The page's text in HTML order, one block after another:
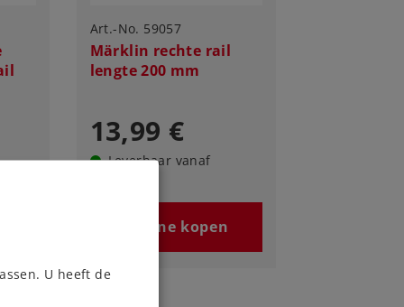
Art.-No. 59057
Märklin rechte rail
lengte 200 mm
13,99 €
Leverbaar vanaf
Online kopen
U heeft de